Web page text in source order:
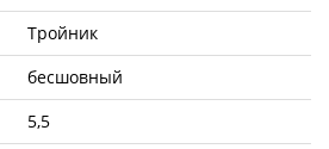
Тройник
бесшовный
5,5